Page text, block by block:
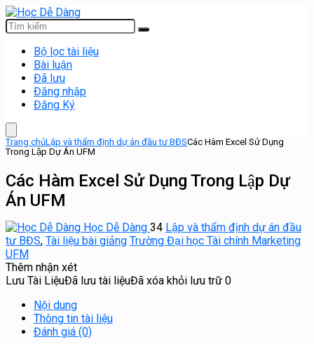
Bộ lọc tài liệu
Bài luận
Đã lưu
Đăng nhập
Đăng Ký
Trang chủLập và thẩm định dự án đầu tư BĐSCác Hàm Excel Sử Dụng
Trong Lập Dự Án UFM
Các Hàm Excel Sử Dụng Trong Lập Dự
Án UFM
Học Dễ Dàng 34 Lập và thẩm định dự án đầu
tư BĐS, Tài liệu bài giảng Trường Đại học Tài chính Marketing
UFM
Thêm nhận xét
Lưu Tài LiệuĐã lưu tài liệuĐã xóa khỏi lưu trữ 0
Nội dung
Thông tin tài liệu
Đánh giá (0)